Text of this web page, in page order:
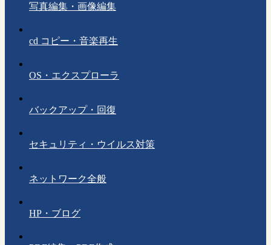
写真編集・画像編集
cd コピー・音楽再生
OS・エクスプローラ
バックアップ・回復
セキュリティ・ウイルス対策
ネットワーク全般
HP・ブログ